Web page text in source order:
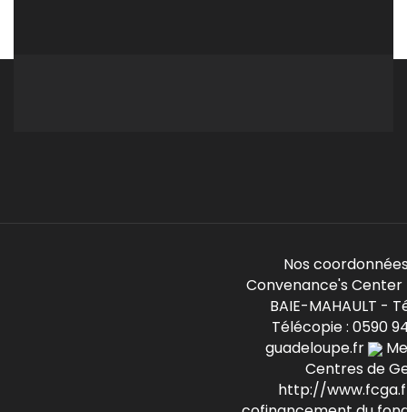
Nos coordonnées
Convenance's Center
BAIE-MAHAULT -
Télécopie : 0590
guadeloupe.fr
Centres de
http://